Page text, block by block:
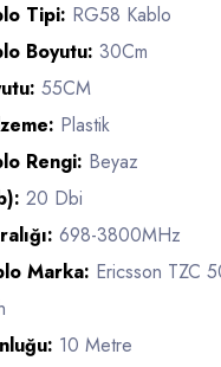
Tipi: RG58 Kablo
Boyutu: 30Cm
55CM
Plastik
Rengi: Beyaz
20 Dbi
698-3800MHz
Marka: Ericsson TZC
10 Metre